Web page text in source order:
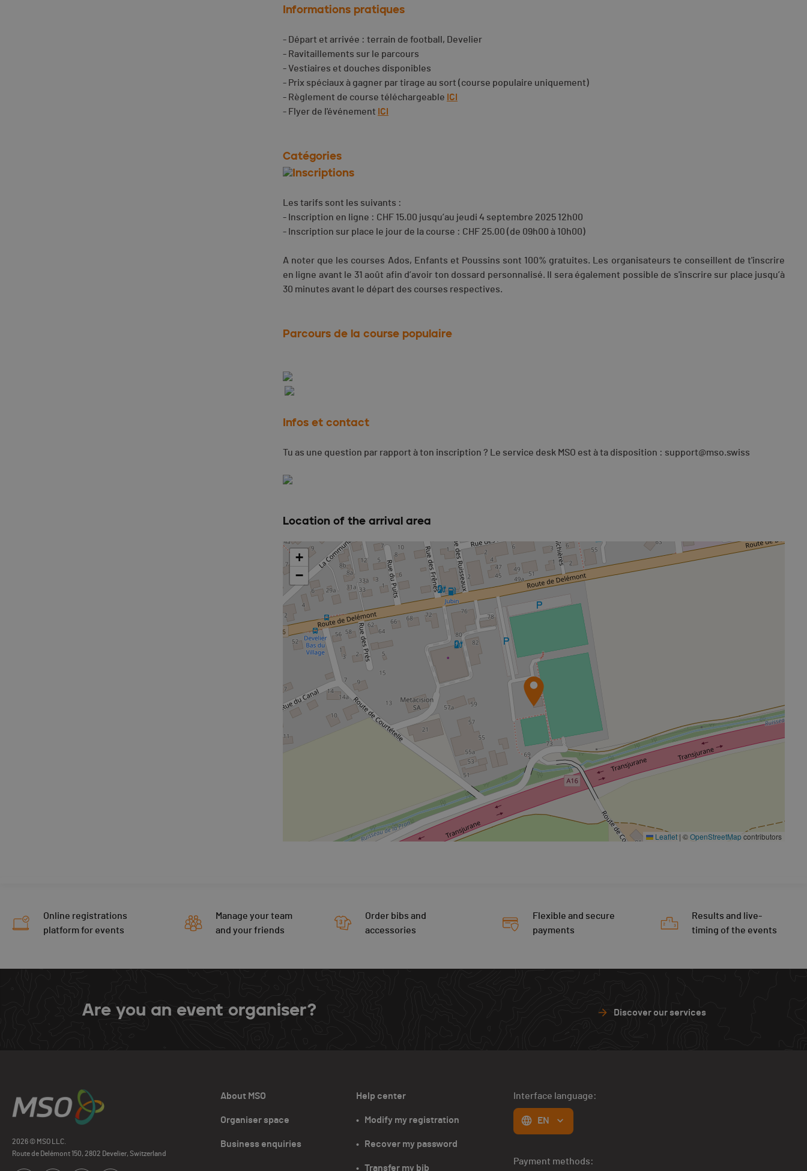
Informations pratiques
- Départ et arrivée : terrain de football, Develier
- Ravitaillements sur le parcours
- Vestiaires et douches disponibles
- Prix spéciaux à gagner par tirage au sort (course populaire uniquement)
- Règlement de course téléchargeable ICI
- Flyer de l'événement ICI
Catégories
Inscriptions
Les tarifs sont les suivants :
- Inscription en ligne : CHF 15.00 jusqu’au jeudi 4 septembre 2025 12h00
- Inscription sur place le jour de la course : CHF 25.00 (de 09h00 à 10h00)
A noter que les courses Ados, Enfants et Poussins sont 100% gratuites. Les organisateurs te conseillent de t'inscrire
en ligne avant le 31 août afin d’avoir ton dossard personnalisé. Il sera également possible de s'inscrire sur place jusqu’à
30 minutes avant le départ des courses respectives.
Parcours de la course populaire
Infos et contact
Tu as une question par rapport à ton inscription ? Le service desk MSO est à ta disposition : support@mso.swiss
Location of the arrival area
+
−
Leaflet | ©OpenStreetMapcontributors
Online registrations
platform for events
Manage your team
and your friends
Order bibs and
accessories
Flexible and secure
payments
Results and live-
timing of the events
Are you an event organiser? Discover our services
2026 © MSO LLC.
Route de Delémont 150, 2802 Develier, Switzerland
About MSO
Organiser space
Business enquiries
Help center
•   Modify my registration
•   Recover my password
•   Transfer my bib
Interface language:
EN
Payment methods: